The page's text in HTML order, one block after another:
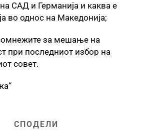
САД и Германија и каква е
во однос на Македонија;
за мешање на
при последниот избор на
совет.
СПОДЕЛИ